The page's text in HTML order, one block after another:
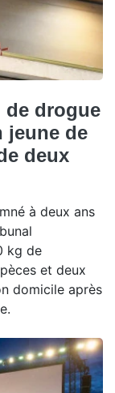
de drogue
jeune de
deux
à deux ans
kg de
et deux
domicile après